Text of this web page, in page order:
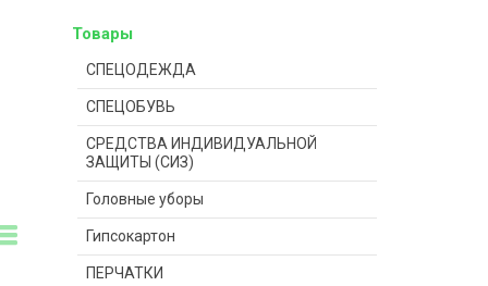
Товары
СПЕЦОДЕЖДА
СПЕЦОБУВЬ
СРЕДСТВА ИНДИВИДУАЛЬНОЙ
ЗАЩИТЫ (СИЗ)
Головные уборы
Гипсокартон
ПЕРЧАТКИ